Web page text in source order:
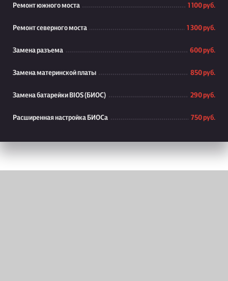
Ремонт южного моста 1 100 руб.
Ремонт северного моста 1 300 руб.
Замена разъема 600 руб.
Замена материнской платы 850 руб.
Замена батарейки BIOS (БИОС) 290 руб.
Расширенная настройка БИОСа 750 руб.